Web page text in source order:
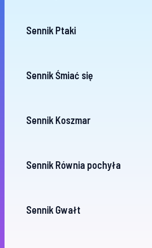
Sennik Ptaki
Sennik Śmiać się
Sennik Koszmar
Sennik Równia pochyła
Sennik Gwałt